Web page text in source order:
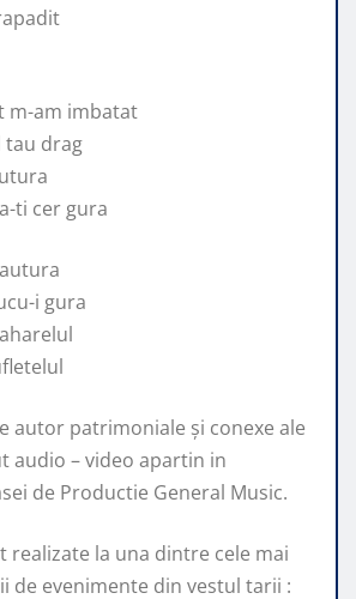
m-am imbatat
tau drag
ti cer gura
i gura
autor patrimoniale și conexe ale
audio – video apartin in
de Productie General Music.
realizate la una dintre cele mai
de evenimente din vestul tarii :